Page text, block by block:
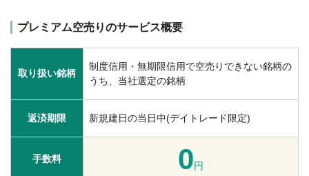
プレミアム空売りのサービス概要
取り扱い銘柄
制度信用・無期限信用で空売りできない銘柄の
うち、当社選定の銘柄
返済期限 新規建日の当日中(デイトレード限定)
手数料 0円